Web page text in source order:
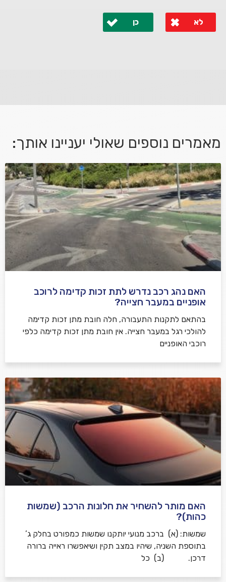
לא כן
אני מאשר/ת קבלת דיוור במייל ושימוש בפרטים בהתאם
למדיניות הפרטיות
שלח משוב
מאמרים נוספים שאולי יעניינו אותך:
האם נהג רכב נדרש לתת זכות קדימה לרוכב
אופניים במעבר חצייה?
בהתאם לתקנות התעבורה, חלה חובת מתן זכות קדימה
להולכי רגל במעבר חצייה. אין חובת מתן זכות קדימה כלפי
רוכבי האופניים
האם מותר להשחיר את חלונות הרכב (שמשות
כהות)?
שמשות: (א) ברכב מנועי יותקנו שמשות כמפורט בחלק ג’
בתוספת השניה, שיהיו במצב תקין ושיאפשרו ראייה ברורה
דרכן. (ב) כל